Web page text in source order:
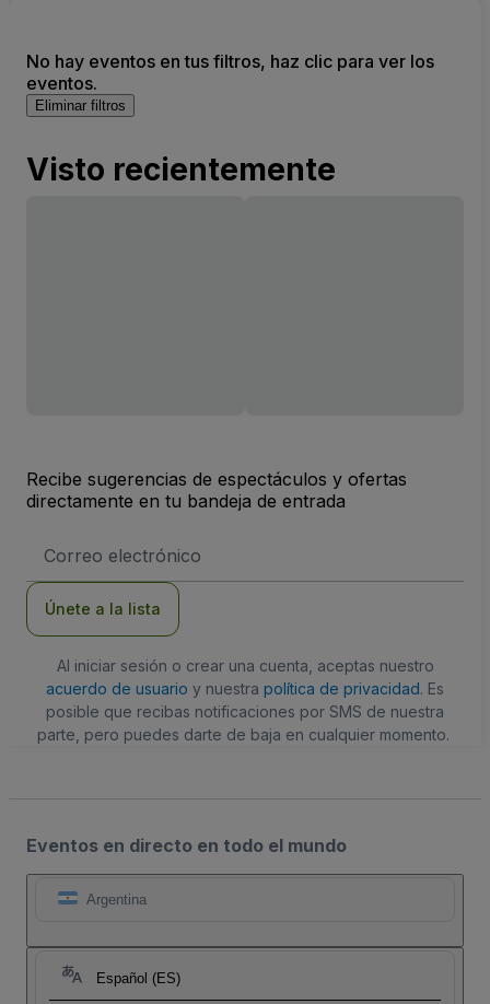
No hay eventos en tus filtros, haz clic para ver los
eventos.
Eliminar filtros
Visto recientemente
Recibe sugerencias de espectáculos y ofertas
directamente en tu bandeja de entrada
de
Únete a la lista
Al iniciar sesión o crear una cuenta, aceptas nuestro
acuerdo de usuario y nuestra política de privacidad. Es
posible que recibas notificaciones por SMS de nuestra
parte, pero puedes darte de baja en cualquier momento.
Eventos en directo en todo el mundo
Argentina
Español (ES)